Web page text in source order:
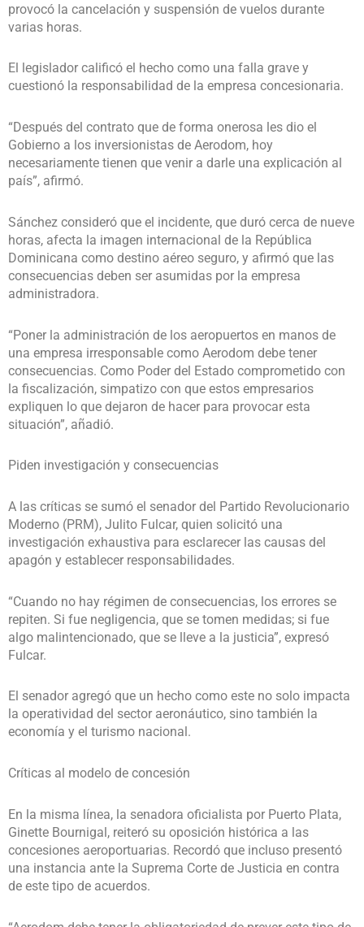
provocó la cancelación y suspensión de vuelos durante
varias horas.
El legislador calificó el hecho como una falla grave y
cuestionó la responsabilidad de la empresa concesionaria.
“Después del contrato que de forma onerosa les dio el
Gobierno a los inversionistas de Aerodom, hoy
necesariamente tienen que venir a darle una explicación al
país”, afirmó.
Sánchez consideró que el incidente, que duró cerca de nueve
horas, afecta la imagen internacional de la República
Dominicana como destino aéreo seguro, y afirmó que las
consecuencias deben ser asumidas por la empresa
administradora.
“Poner la administración de los aeropuertos en manos de
una empresa irresponsable como Aerodom debe tener
consecuencias. Como Poder del Estado comprometido con
la fiscalización, simpatizo con que estos empresarios
expliquen lo que dejaron de hacer para provocar esta
situación”, añadió.
Piden investigación y consecuencias
A las críticas se sumó el senador del Partido Revolucionario
Moderno (PRM), Julito Fulcar, quien solicitó una
investigación exhaustiva para esclarecer las causas del
apagón y establecer responsabilidades.
“Cuando no hay régimen de consecuencias, los errores se
repiten. Si fue negligencia, que se tomen medidas; si fue
algo malintencionado, que se lleve a la justicia”, expresó
Fulcar.
El senador agregó que un hecho como este no solo impacta
la operatividad del sector aeronáutico, sino también la
economía y el turismo nacional.
Críticas al modelo de concesión
En la misma línea, la senadora oficialista por Puerto Plata,
Ginette Bournigal, reiteró su oposición histórica a las
concesiones aeroportuarias. Recordó que incluso presentó
una instancia ante la Suprema Corte de Justicia en contra
de este tipo de acuerdos.